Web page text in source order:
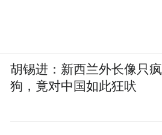
胡锡进：新西兰外长像只疯
狗，竟对中国如此狂吠